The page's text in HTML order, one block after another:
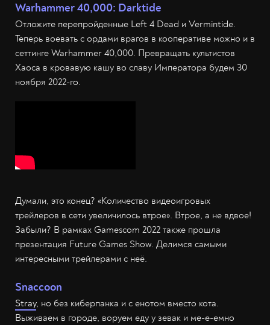
Warhammer 40,000: Darktide
Отложите перепройденные Left 4 Dead и Vermintide.
Теперь воевать с ордами врагов в кооперативе можно и в
сеттинге Warhammer 40,000. Превращать культистов
Хаоса в кровавую кашу во славу Императора будем 30
ноября 2022-го.
Думали, это конец? «Количество видеоигровых
трейлеров в сети увеличилось втрое». Втрое, а не вдвое!
Забыли? В рамках Gamescom 2022 также прошла
презентация Future Games Show. Делимся самыми
интересными трейлерами с неё.
Snaccoon
Stray, но без киберпанка и с енотом вместо кота.
Выживаем в городе, воруем еду у зевак и ме-е-емно